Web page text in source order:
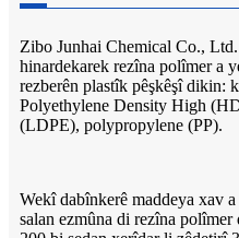
Zibo Junhai Chemical Co.,
hinardekarek rezîna polîmer a
rezberên plastîk pêşkêşî
Polyethylene Density High
(LDPE), polypropylene (PP).
Wekî dabînkerê maddeya xav
salan ezmûna di rezîna